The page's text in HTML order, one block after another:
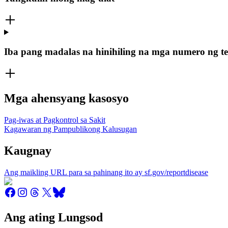
Iba pang madalas na hinihiling na mga numero ng
Mga ahensyang kasosyo
Pag-iwas at Pagkontrol sa Sakit
Kagawaran ng Pampublikong Kalusugan
Kaugnay
Ang maikling URL para sa pahinang ito ay sf.gov/reportdisease
Ang ating Lungsod